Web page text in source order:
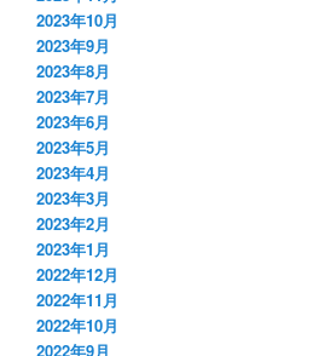
2023年10月
2023年9月
2023年8月
2023年7月
2023年6月
2023年5月
2023年4月
2023年3月
2023年2月
2023年1月
2022年12月
2022年11月
2022年10月
2022年9月